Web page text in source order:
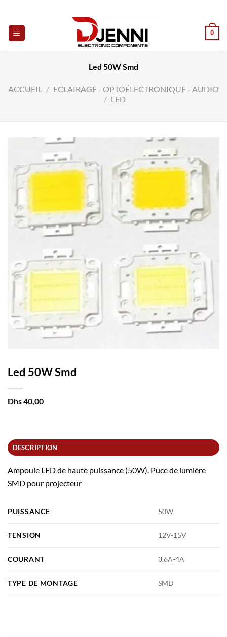
content
0
Led 50W Smd
ACCUEIL / ECLAIRAGE - OPTOÉLECTRONIQUE - AUDIO
/ LED
Led 50W Smd
Dhs40,00
DESCRIPTION
Ampoule LED de haute puissance (50W). Puce de lumière
SMD pour projecteur
PUISSANCE 50W
TENSION 12V-15V
COURANT 3.6A-4A
TYPE DE MONTAGE SMD